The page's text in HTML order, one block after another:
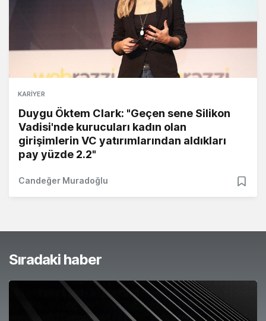
KARIYER
Duygu Öktem Clark: "Geçen sene Silikon
Vadisi'nde kurucuları kadın olan
girişimlerin VC yatırımlarından aldıkları
pay yüzde 2.2"
Candeğer Muradoğlu
Sıradaki haber